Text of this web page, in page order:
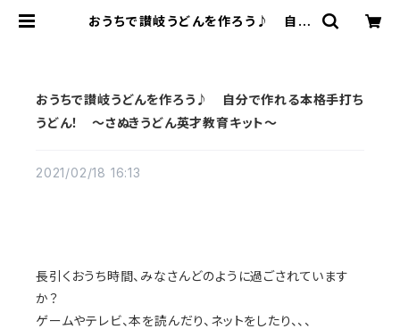
おうちで讃岐うどんを作ろう♪ 自分
おうちで讃岐うどんを作ろう♪ 自分で作れる本格手打ち
うどん！ 〜さぬきうどん英才教育キット〜
2021/02/18 16:13
長引くおうち時間、みなさんどのように過ごされています
か？
ゲームやテレビ、本を読んだり、ネットをしたり、、、